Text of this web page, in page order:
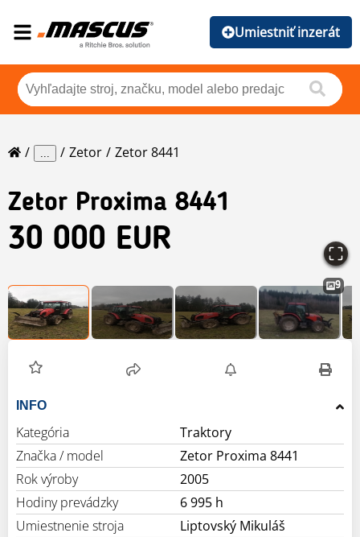
Umiestniť inzerát
... Zetor Zetor 8441
Zetor Proxima 8441
30 000 EUR
9
INFO
Kategória
Traktory
Značka / model
Zetor Proxima 8441
Rok výroby
2005
Hodiny prevádzky
6 995 h
Umiestnenie stroja
Liptovský Mikuláš